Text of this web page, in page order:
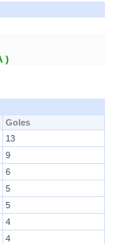
)
Goles
13
9
6
5
5
4
4